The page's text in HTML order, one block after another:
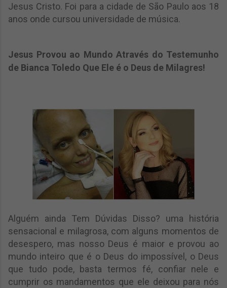
Jesus Cristo. Foi para a cidade de São Paulo aos 18
anos onde cursou universidade de música.
Jesus Provou ao Mundo Através do Testemunho
de Bianca Toledo Que Ele é o Deus de Milagres!
Alguém ainda Tem Dúvidas Disso? uma história
sensacional e milagrosa, com alguns momentos de
desespero, mas nosso Deus é maior e provou ao
mundo inteiro que é o Deus do impossível, o Deus
que tudo pode, basta termos fé, confiar nele e
cumprir os mandamentos que ele deixou para nós